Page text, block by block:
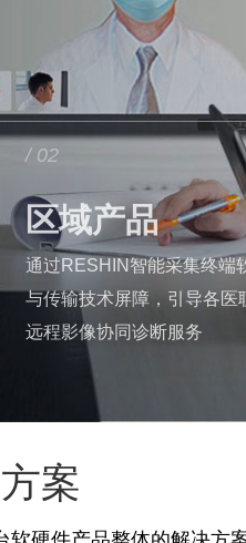
/ 02
区域产品
通过RESHIN智能采集终端
与传输技术屏障，引导各
远程影像协同诊断服务
案